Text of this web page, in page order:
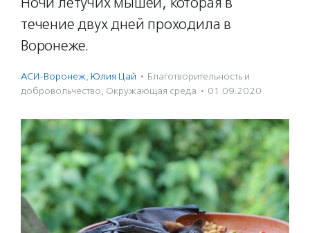
течение двух дней проходила в
Воронеже.
АСИ-Воронеж, Юлия Цай · Благотвори­тель­ность и
доброволь­чест­во, Окружающая среда · 01.09.2020